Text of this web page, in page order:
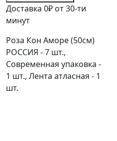
Доставка 0₽ от 30-ти
минут
Роза Кон Аморе (50см)
РОССИЯ - 7 шт.,
Современная упаковка -
1 шт., Лента атласная - 1
шт.